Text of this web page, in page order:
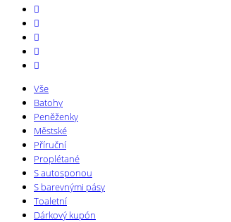
Vše
Batohy
Peněženky
Městské
Příruční
Proplétané
S autosponou
S barevnými pásy
Toaletní
Dárkový kupón